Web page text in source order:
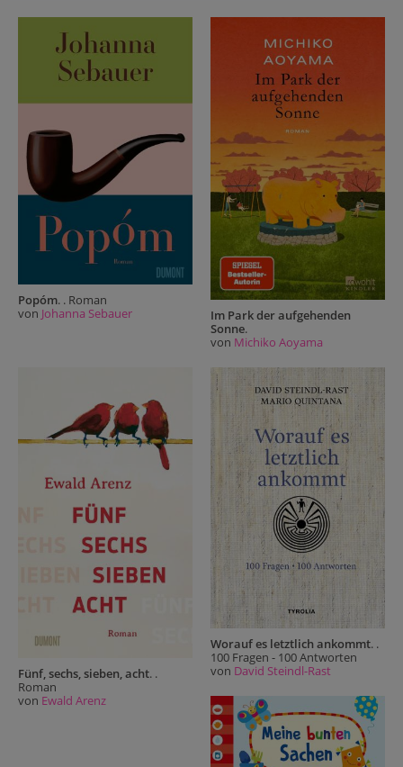
Popóm. . Roman
von Johanna Sebauer
Im Park der aufgehenden
Sonne.
von Michiko Aoyama
Fünf, sechs, sieben, acht. .
Roman
von Ewald Arenz
Worauf es letztlich ankommt. .
100 Fragen - 100 Antworten
von David Steindl-Rast